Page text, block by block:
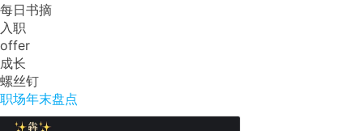
日书摘
职
长
丝钉
场年末盘点